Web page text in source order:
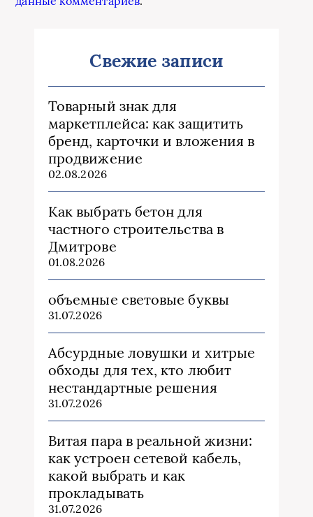
Свежие записи
Товарный знак для
маркетплейса: как защитить
бренд, карточки и вложения в
продвижение
02.08.2026
Как выбрать бетон для
частного строительства в
Дмитрове
01.08.2026
объемные световые буквы
31.07.2026
Абсурдные ловушки и хитрые
обходы для тех, кто любит
нестандартные решения
31.07.2026
Витая пара в реальной жизни:
как устроен сетевой кабель,
какой выбрать и как
прокладывать
31.07.2026